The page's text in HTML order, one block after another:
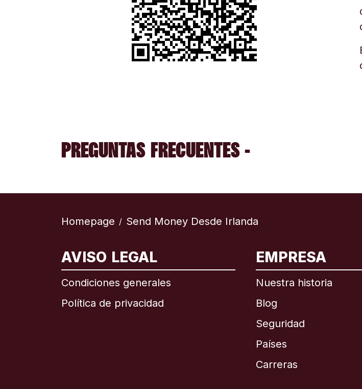
PREGUNTAS FRECUENTES -
Homepage / Send Money Desde Irlanda
AVISO LEGAL
Condiciones generales
Política de privacidad
EMPRESA
Nuestra historia
Blog
Seguridad
Países
Carreras
Internacional English